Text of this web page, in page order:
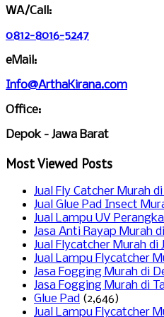
WA/Call:
0812-8016-5247
eMail:
Info@ArthaKirana.com
Office:
Depok - Jawa Barat
Most Viewed Posts
Jual Fly Catcher Murah
Jual Glue Pad Insect
Jual Lampu UV
Jasa Anti Rayap Murah
Jual Flycatcher Murah di
Jual Lampu Flycatcher
Jasa Fogging Murah di
Jasa Fogging Murah di
Glue Pad (2,646)
Jual Lampu Flycatcher